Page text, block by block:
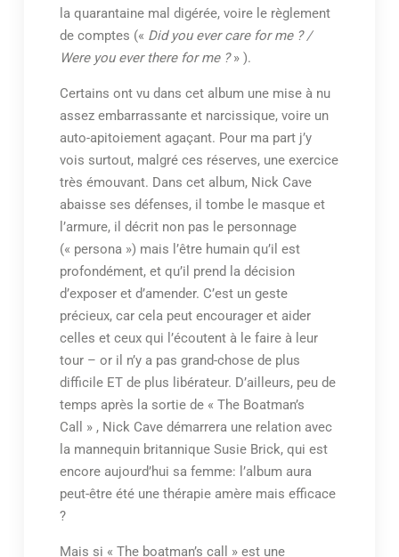
la quarantaine mal digérée, voire le règlement
de comptes (« Did you ever care for me ? /
Were you ever there for me ?» ).
Certains ont vu dans cet album une mise à nu
assez embarrassante et narcissique, voire un
auto-apitoiement agaçant. Pour ma part j’y
vois surtout, malgré ces réserves, une exercice
très émouvant. Dans cet album, Nick Cave
abaisse ses défenses, il tombe le masque et
l’armure, il décrit non pas le personnage
(« persona ») mais l’être humain qu’il est
profondément, et qu’il prend la décision
d’exposer et d’amender. C’est un geste
précieux, car cela peut encourager et aider
celles et ceux qui l’écoutent à le faire à leur
tour – or il n’y a pas grand-chose de plus
difficile ET de plus libérateur. D’ailleurs, peu de
temps après la sortie de « The Boatman’s
Call » , Nick Cave démarrera une relation avec
la mannequin britannique Susie Brick, qui est
encore aujourd’hui sa femme: l’album aura
peut-être été une thérapie amère mais efficace
?
Mais si « The boatman’s call » est une